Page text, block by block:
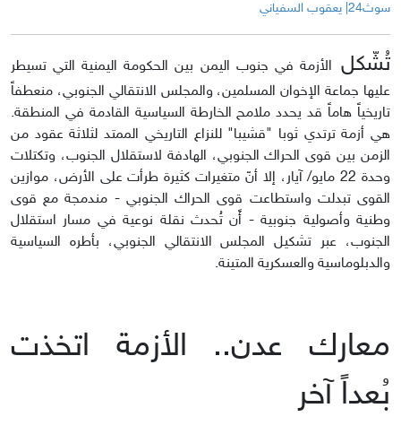
سوث24| يعقوب السفياني
تُشّكل الأزمة في جنوب اليمن بين الحكومة اليمنية التي تسيطر
عليها جماعة الإخوان المسلمين، والمجلس الانتقالي الجنوبي، منعطفاً
تاريخياً هاماً قد يحدد ملامح الخارطة السياسية القادمة في المنطقة.
هي أزمة ترتدي ثوبا "قشيبا" للنزاع التاريخي الممتد لثلاثة عقود من
الزمن بين قوى الحراك الجنوبي، الهادفة لاستقلال الجنوب، وتكتلات
وحدة 22 مايو/ آيار، إلا أنّ متغيرات كثيرة طرأت على الأرض، موازين
القوى تبدلت واستطاعت قوى الحراك الجنوبي - مندمجة مع قوى
وطنية وأصولية جنوبية - أًن تُحدث نقلة نوعية في مسار استقلال
الجنوب، عبر تشكيل المجلس الانتقالي الجنوبي، بأطره السياسية
والدبلوماسية والعسكرية المتينة.
معارك عدن.. الأزمة اتخذت
بُعداً آخر